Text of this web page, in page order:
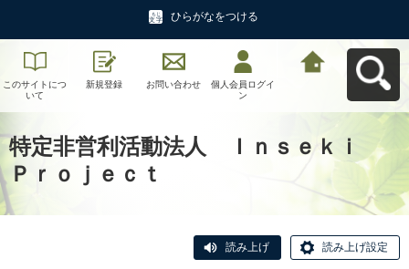
ひらがなをつける
このサイトにつ
いて
新規登録 お問い合わせ
個人会員ログイ
ン
特定非営利活動法人 Ｉｎｓｅｋｉ
Ｐｒｏｊｅｃｔ
読み上げ 読み上げ設定